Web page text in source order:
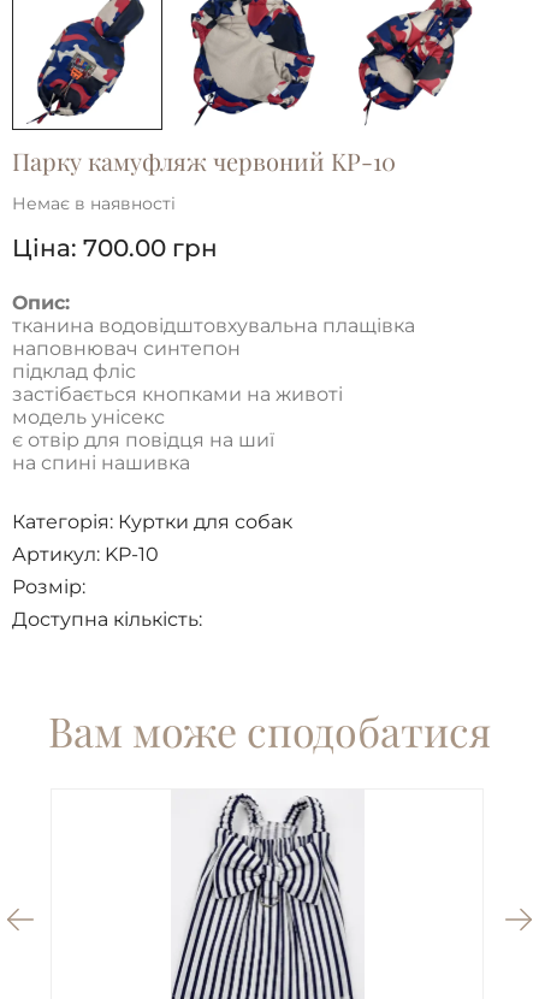
Парку камуфляж червоний KP-10
Немає в наявності
Ціна: 700.00 грн
Опис:
тканина водовідштовхувальна плащівка
наповнювач синтепон
підклад фліс
застібається кнопками на животі
модель унісекс
є отвір для повідця на шиї
на спині нашивка
Категорія: Куртки для собак
Артикул: KP-10
Розмір:
Доступна кількість:
Вам може сподобатися